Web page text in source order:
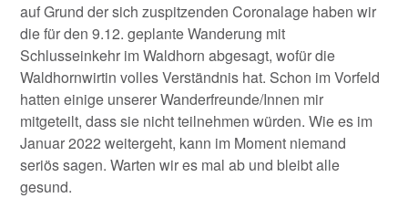
auf Grund der sich zuspitzenden Coronalage haben wir
die für den 9.12. geplante Wanderung mit
Schlusseinkehr im Waldhorn abgesagt, wofür die
Waldhornwirtin volles Verständnis hat. Schon im Vorfeld
hatten einige unserer Wanderfreunde/Innen mir
mitgeteilt, dass sie nicht teilnehmen würden. Wie es im
Januar 2022 weitergeht, kann im Moment niemand
seriös sagen. Warten wir es mal ab und bleibt alle
gesund.